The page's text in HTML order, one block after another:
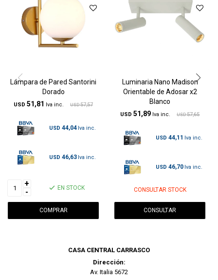
Lámpara de Pared Santorini
Dorado
USD 51,81 USD 57,57
USD 44,04
USD 46,63
+
-
EN STOCK
Luminaria Nano Madison
Orientable de Adosar x2
Blanco
USD 51,89 USD 57,65
USD 44,11
USD 46,70
CONSULTAR STOCK
CONSULTAR
CASA CENTRAL CARRASCO
Dirección:
Av. Italia 5672